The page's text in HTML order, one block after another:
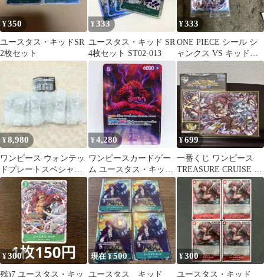
¥350
ユースタス・キッドSR
2枚セット
¥333
ユースタス・キッド SR
4枚セット ST02-013
¥333
ONE PIECE シール シ
ャンクス VS キッド
SW13-09 SP
¥8,980
ワンピース ウォンテッ
ドプレートスペシャル
弾 全20種
¥4,280
ワンピースカードゲー
ム ユースタス・キッド
OP05-074 SP SR パラレ
ル ※中古
¥699
一番くじ ワンピース
TREASURE CRUISE ス
ペシャル色紙 キッド
¥300
残)7 ユースタス・キッ
現在 ¥500
ユースタス キッド
¥300
ユースタス・キッド